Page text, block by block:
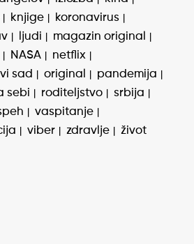
knjige
koronavirus
ljudi
magazin original
NASA
netflix
sad original
pandemija
sebi roditeljstvo
srbija
vaspitanje
viber zdravlje život